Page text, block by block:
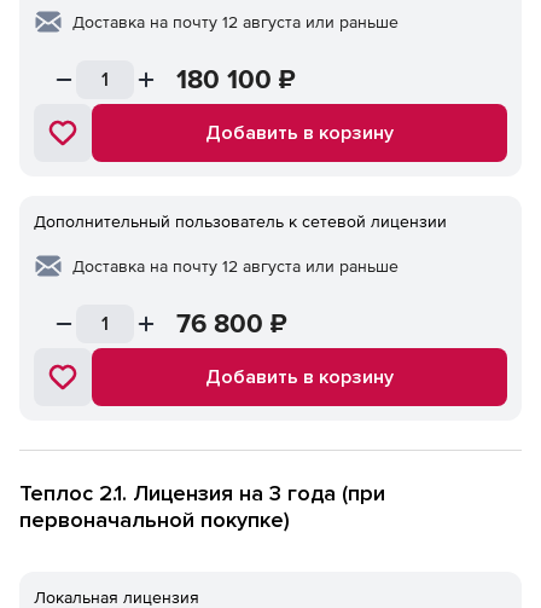
Доставка на почту 12 августа или раньше
180 100 ₽
Добавить в корзину
Дополнительный пользователь к сетевой лицензии
Доставка на почту 12 августа или раньше
76 800 ₽
Добавить в корзину
Теплос 2.1. Лицензия на 3 года (при
первоначальной покупке)
Локальная лицензия